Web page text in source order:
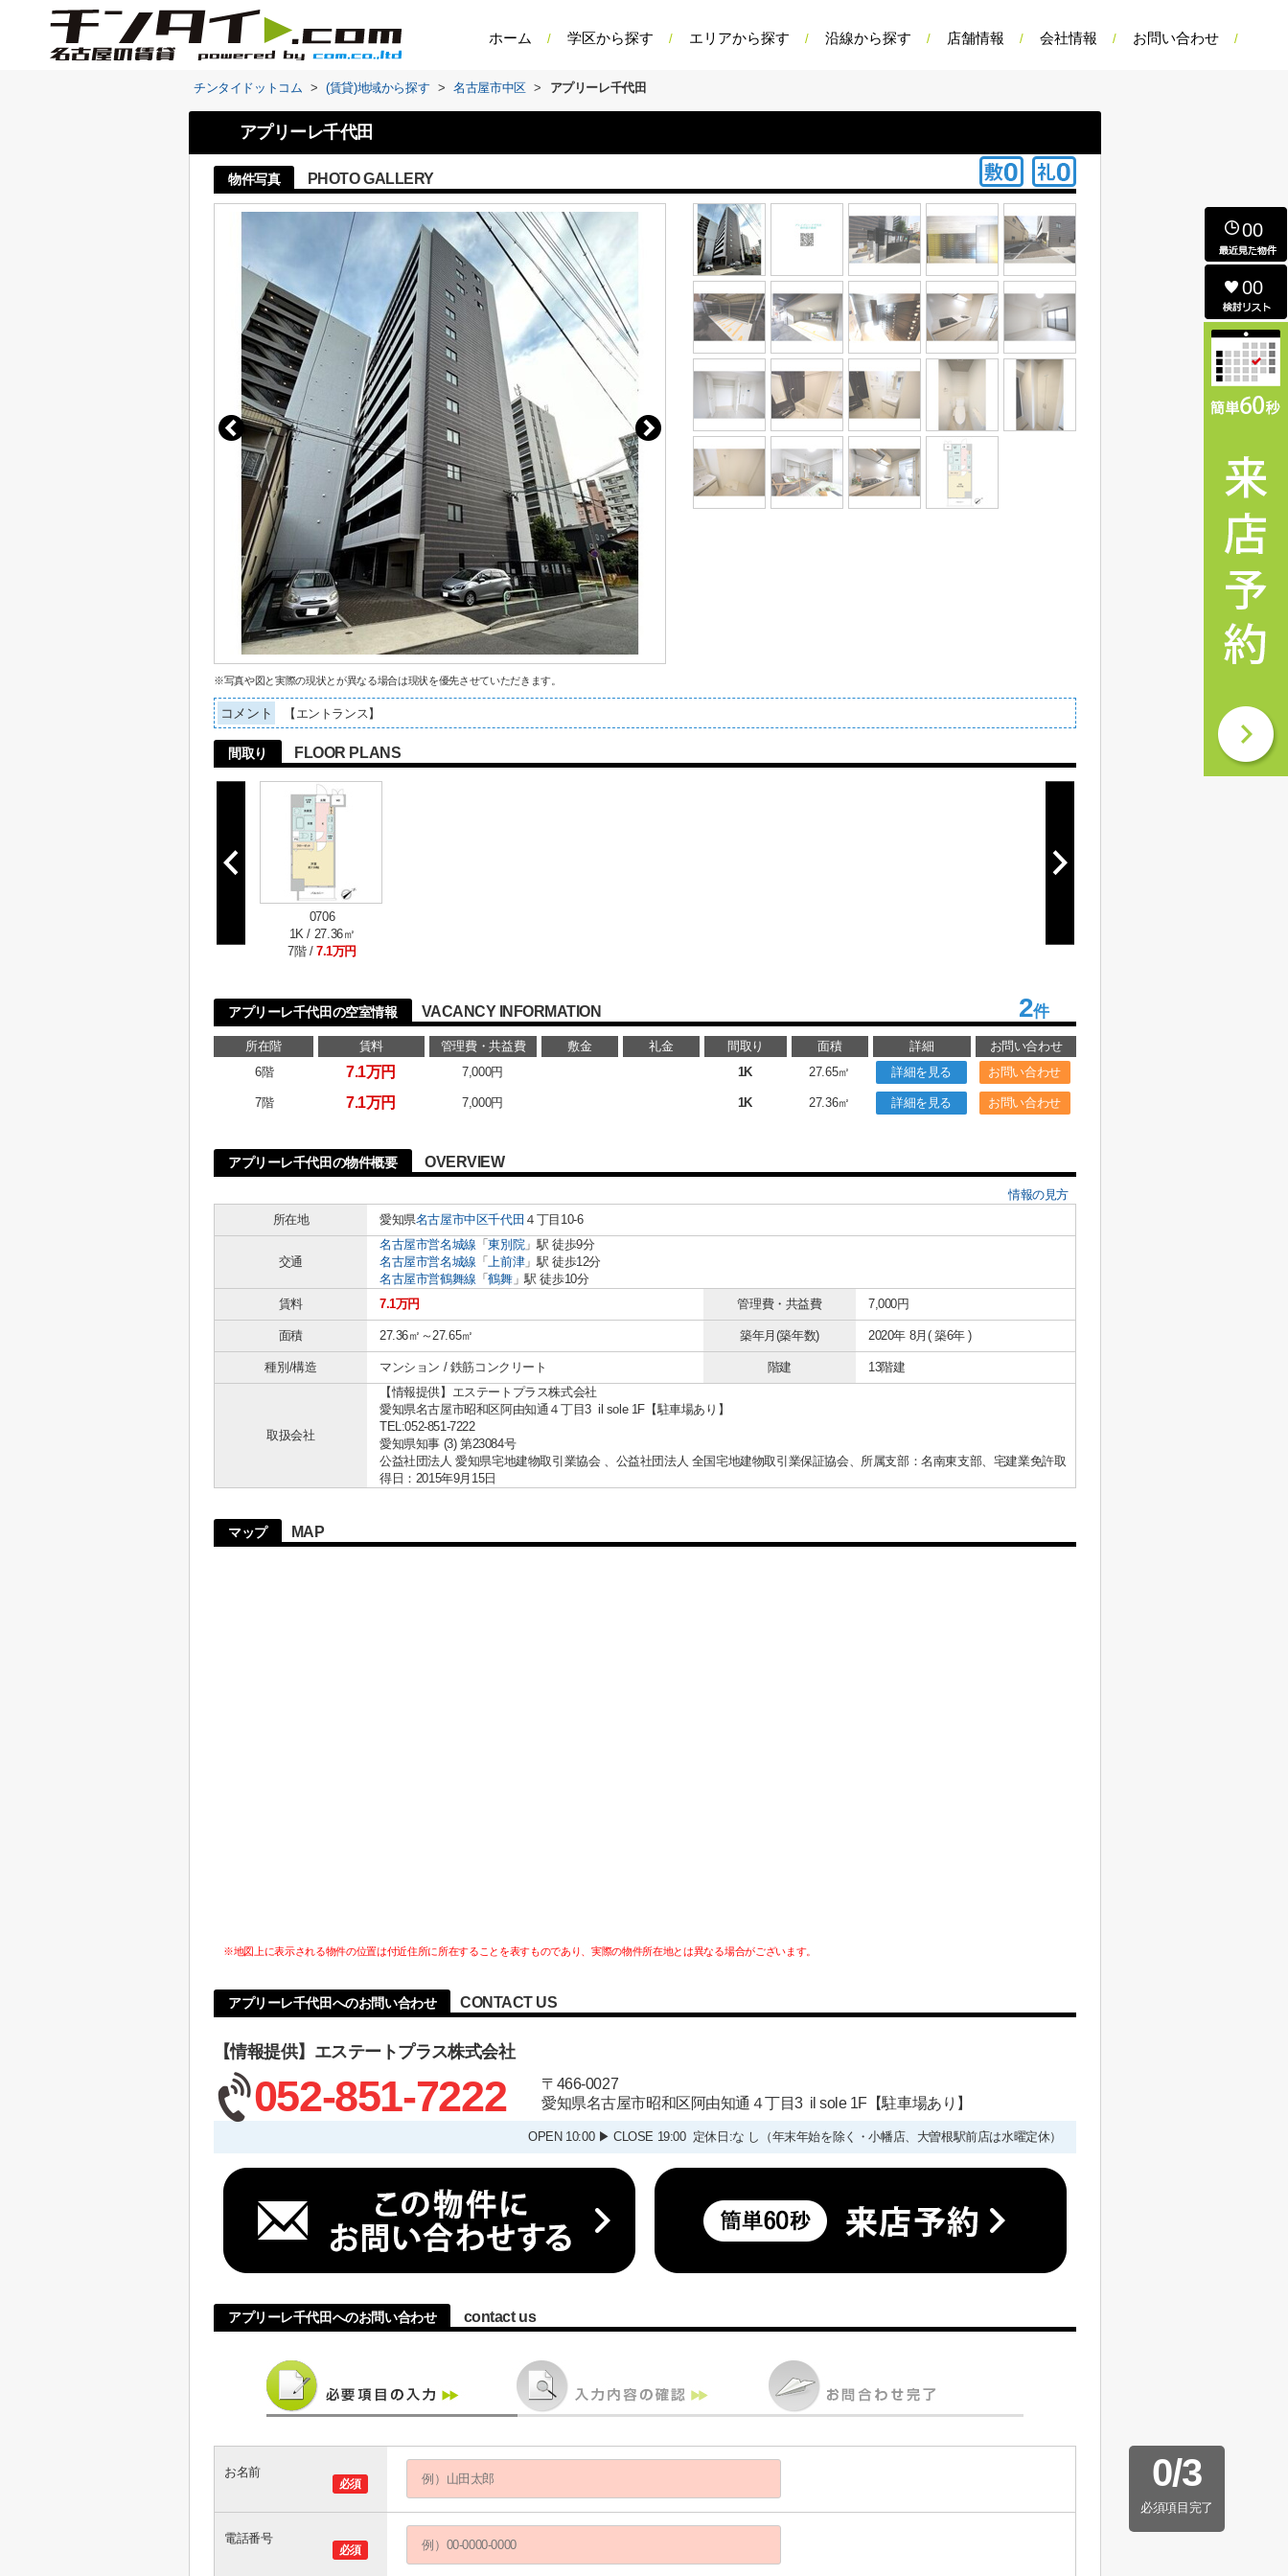
ホーム 学区から探す エリアから探す 沿線から探す 店舗情報 会社情報 お問い合わせ
チンタイドットコム > (賃貸)地域から探す > 名古屋市中区 > アプリーレ千代田
アプリーレ千代田
物件写真 PHOTO GALLERY
※写真や図と実際の現状とが異なる場合は現状を優先させていただきます。
コメント 【エントランス】
間取り FLOOR PLANS
0706
1K / 27.36㎡
7階 / 7.1万円
アプリーレ千代田の空室情報 VACANCY INFORMATION 2件
所在階 賃料 管理費・共益費 敷金 礼金 間取り 面積 詳細
お問い合わせ
6階
7.1万円 7,000円 1K 27.65㎡ 詳細を見る お問い合わせ
7階 7.1万円 7,000円 1K 27.36㎡ 詳細を見る お問い合わせ
アプリーレ千代田の物件概要 OVERVIEW
情報の見方
所在地
愛知県名古屋市中区千代田 ４丁目10-6
交通
名古屋市営名城線 「東別院」駅 徒歩9分
名古屋市営名城線 「上前津」駅 徒歩12分
名古屋市営鶴舞線 「鶴舞」駅 徒歩10分
賃料
7.1万円 管理費・共益費 7,000円
面積 27.36㎡～27.65㎡ 築年月(築年数) 2020年 8月( 築6年 )
種別/構造 マンション / 鉄筋コンクリート 階建 13階建
取扱会社
【情報提供】エステートプラス株式会社
愛知県名古屋市昭和区阿由知通４丁目3 il sole 1F【駐車場あり】
TEL:052-851-7222
愛知県知事 (3) 第23084号
公益社団法人 愛知県宅地建物取引業協会 、公益社団法人 全国宅地建物取引業保証協会、所属支部：名南東支部、宅建業免許取
得日：2015年9月15日
マップ MAP
※地図上に表示される物件の位置は付近住所に所在することを表すものであり、実際の物件所在地とは異なる場合がございます。
アプリーレ千代田へのお問い合わせ CONTACT US
【情報提供】エステートプラス株式会社
052-851-7222
〒466-0027
愛知県名古屋市昭和区阿由知通４丁目3 il sole 1F【駐車場あり】
OPEN 10:00 ▶ CLOSE 19:00 定休日:な し（年末年始を除く・小幡店、大曽根駅前店は水曜定休）
アプリーレ千代田へのお問い合わせ contact us
0/3
必須項目完了
必須
お名前
必須
電話番号
00
00